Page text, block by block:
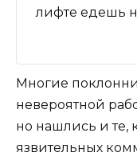
лифте едешь
Многие
невероятной
но нашлись и те,
язвительных